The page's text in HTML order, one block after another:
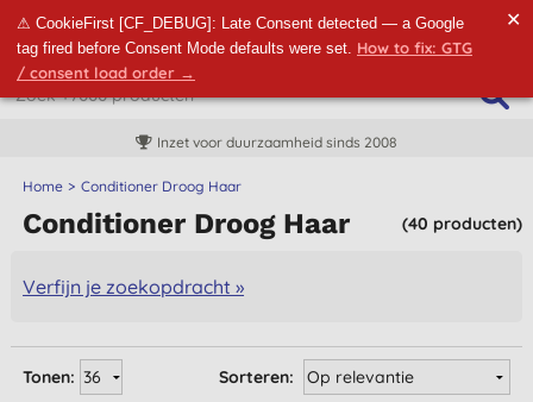
⚠ CookieFirst [CF_DEBUG]: Late Consent detected — a Google
tag fired before Consent Mode defaults were set. How to fix: GTG
/ consent load order →
✕
Inzet voor duurzaamheid sinds 2008
Home Conditioner Droog Haar
(40 producten)
Conditioner Droog Haar
Verfijn je zoekopdracht »
Sorteren:
Tonen: